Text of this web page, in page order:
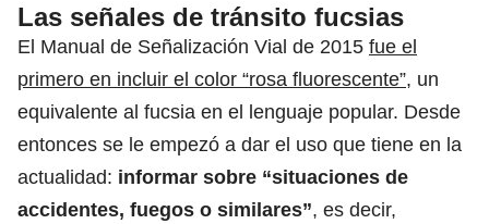
Las señales de tránsito fucsias
El Manual de Señalización Vial de 2015 fue el
primero en incluir el color “rosa fluorescente”, un
equivalente al fucsia en el lenguaje popular. Desde
entonces se le empezó a dar el uso que tiene en la
actualidad: informar sobre “situaciones de
accidentes, fuegos o similares”, es decir,